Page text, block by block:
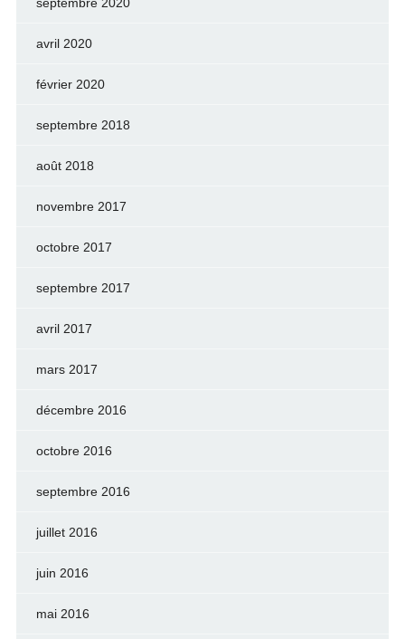
avril 2020
février 2020
septembre 2018
août 2018
novembre 2017
octobre 2017
septembre 2017
avril 2017
mars 2017
décembre 2016
octobre 2016
septembre 2016
juillet 2016
juin 2016
mai 2016